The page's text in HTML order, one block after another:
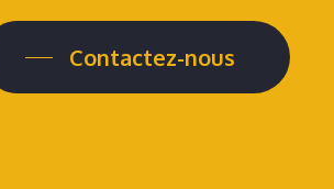
Contactez-nous